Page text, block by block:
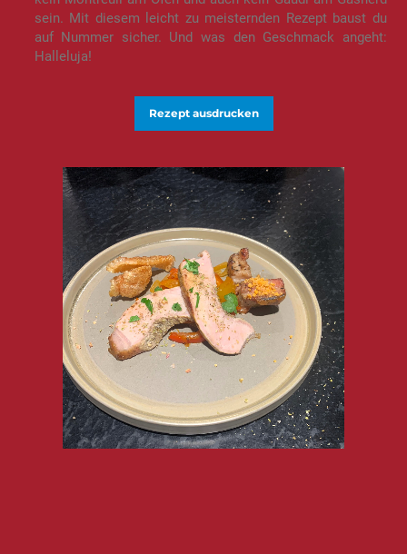
sein. Mit diesem leicht zu meisternden Rezept baust du
auf Nummer sicher. Und was den Geschmack angeht:
Halleluja!
Rezept ausdrucken